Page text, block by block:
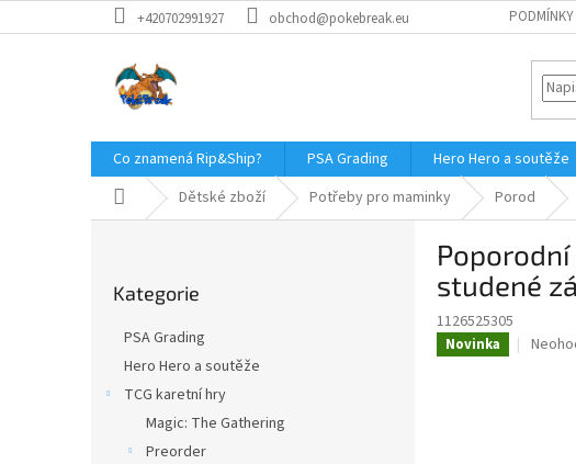
na
+420702991927 obchod@pokebreak.eu
Co znamená Rip&Ship? PSA Grading Hero Hero a soutěže
Domů Dětské zboží Potřeby pro maminky Porod
kategorie
Kategorie
PSA Grading
Hero Hero a soutěže
TCG karetní hry
Magic: The Gathering
Preorder
studené
1126525305
Novinka